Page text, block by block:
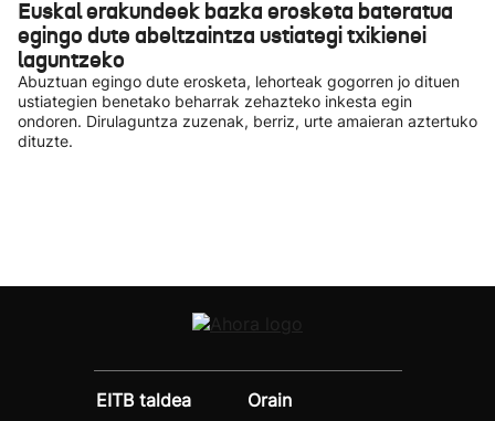
Euskal erakundeek bazka erosketa bateratua
egingo dute abeltzaintza ustiategi txikienei
laguntzeko
Abuztuan egingo dute erosketa, lehorteak gogorren jo dituen
ustiategien benetako beharrak zehazteko inkesta egin
ondoren. Dirulaguntza zuzenak, berriz, urte amaieran aztertuko
dituzte.
EITB taldea
Orain